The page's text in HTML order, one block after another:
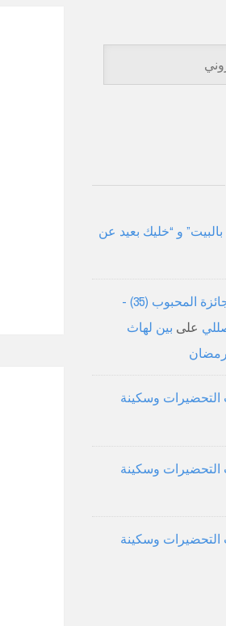
و “خليك بعيد عن
أنا لم أنساكم: إحياء جائزة المحبوب (35) -
على بين لهاث
التحضيرات وسكينة
التحضيرات وسكينة
التحضيرات وسكينة